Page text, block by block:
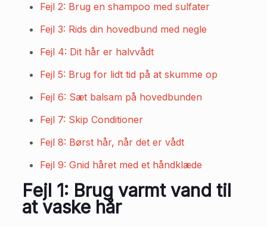
Fejl 2: Brug en shampoo med sulfater
Fejl 3: Rids din hovedbund med negle
Fejl 4: Dit hår er halvvådt
Fejl 5: Brug for lidt tid på at skumme op
Fejl 6: Sæt balsam på hovedbunden
Fejl 7: Skip Conditioner
Fejl 8: Børst hår, når det er vådt
Fejl 9: Gnid håret med et håndklæde
Fejl 1: Brug varmt vand til
at vaske hår